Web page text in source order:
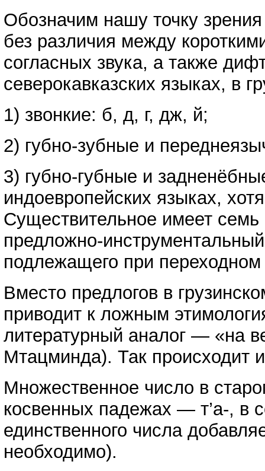
Обозначим нашу точку
без различия между
согласных звука, а также
северокавказских языках, в
1) звонкие: б, д, г, дж, й;
2) губно-зубные и
3) губно-губные и
индоевропейских языках,
Существительное имеет
предложно-
подлежащего при
Вместо предлогов в
приводит к ложным
литературный аналог — «на
Мтацминда). Так происходит
Множественное число в
косвенных падежах — т’а-, в
единственного числа
необходимо).